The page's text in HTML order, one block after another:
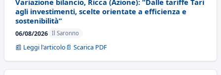
Variazione bilancio, Ricca (Azione): “Dalle tariffe Tari
agli investimenti, scelte orientate a efficienza e
sostenibilità”
06/08/2026 Il Saronno
📰 Leggi l'articolo 📄 Scarica PDF